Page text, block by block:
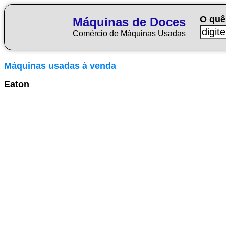
Máquinas de Doces
Comércio de Máquinas Usadas
O
Máquinas usadas à venda
Eaton